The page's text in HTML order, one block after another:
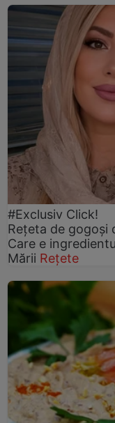
#Exclusiv Click!
Rețeta de gogoşi
Care e
Mării Rețete